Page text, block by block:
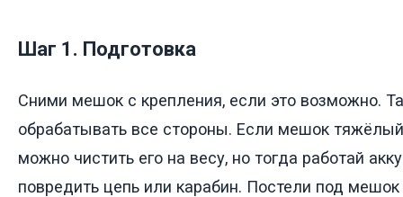
Шаг 1. Подготовка
Сними мешок с крепления, если это возможно.
обрабатывать все стороны. Если мешок
можно чистить его на весу, но тогда работай
повредить цепь или карабин. Постели под